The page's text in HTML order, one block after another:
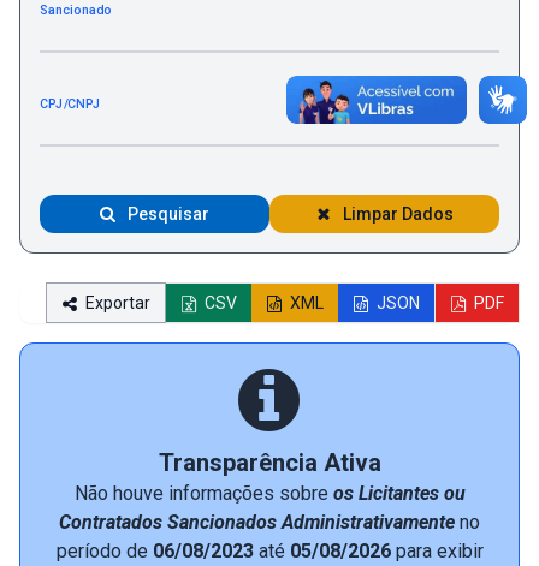
Sancionado
CPJ/CNPJ
Pesquisar Limpar Dados
Exportar CSV XML JSON PDF
Transparência Ativa
Não houve informações sobre os Licitantes ou
Contratados Sancionados Administrativamente no
período de 06/08/2023até 05/08/2026para exibir